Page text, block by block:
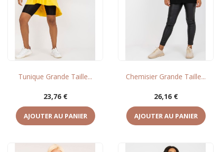
Tunique Grande Taille...
Prix
23,76 €
AJOUTER AU PANIER
Chemisier Grande Taille...
Prix
26,16 €
AJOUTER AU PANIER